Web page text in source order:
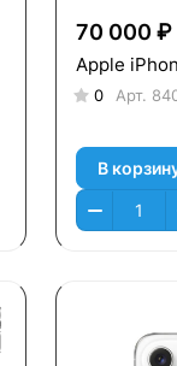
70 000 ₽
Apple
0 Арт.
В